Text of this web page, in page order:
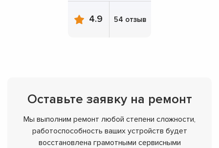
4.9 54 отзыв
Оставьте заявку на ремонт
Мы выполним ремонт любой степени сложности,
работоспособность ваших устройств будет
восстановлена грамотными сервисными